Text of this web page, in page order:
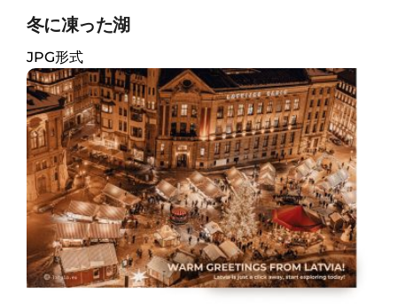
冬に凍った湖
JPG形式